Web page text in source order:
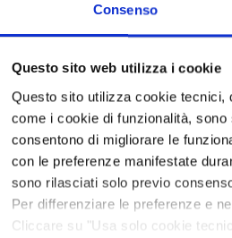
Consenso
Questo sito web utilizza i cookie
Questo sito utilizza cookie tecnici,
come i cookie di funzionalità,
consentono di migliorare le
con le preferenze manifestate
sono rilasciati solo previo
Per differenziare le preferenze e
Cliccare su "Usa solo cookie